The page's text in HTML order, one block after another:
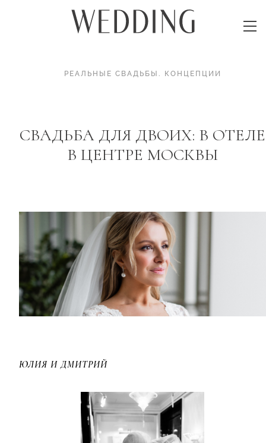
РЕАЛЬНЫЕ СВАДЬБЫ . КОНЦЕПЦИИ
СВАДЬБА ДЛЯ ДВОИХ: В ОТЕЛЕ
В ЦЕНТРЕ МОСКВЫ
ЮЛИЯ И ДМИТРИЙ